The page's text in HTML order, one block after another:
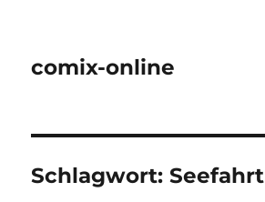
comix-online
Schlagwort:Seefahrt